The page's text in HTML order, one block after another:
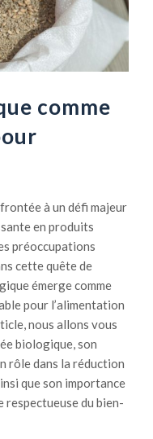
comme
à un défi majeur
en produits
préoccupations
cette quête de
émerge comme
pour l’alimentation
nous allons vous
biologique, son
rôle dans la réduction
que son importance
respectueuse du bien-